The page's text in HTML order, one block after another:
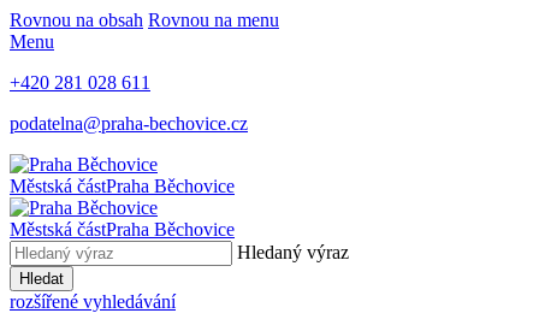
Rovnou na obsah Rovnou na menu
Menu
+420 281 028 611
podatelna@praha-bechovice.cz
Městská částPraha Běchovice
Městská částPraha Běchovice
Hledaný výraz
Hledat
rozšířené vyhledávání